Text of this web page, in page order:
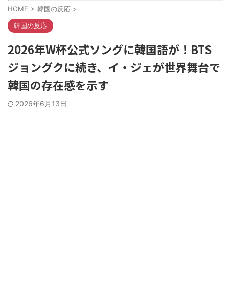
HOME > 韓国の反応 >
韓国の反応
2026年W杯公式ソングに韓国語が！BTS
ジョングクに続き、イ・ジェが世界舞台で
韓国の存在感を示す
2026年6月13日